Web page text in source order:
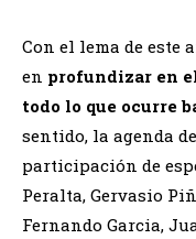
Con el lema de este
en profundizar en
todo lo que ocurre
sentido, la agenda
participación de
Peralta, Gervasio
Fernando Garcia,